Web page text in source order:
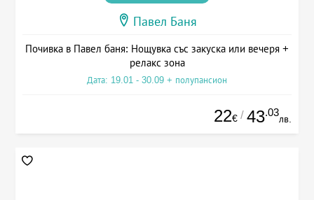
Павел Баня
Почивка в Павел баня: Нощувка със закуска или вечеря +
релакс зона
Дата: 19.01 - 30.09 + полупансион
22€ / 43.03
лв.